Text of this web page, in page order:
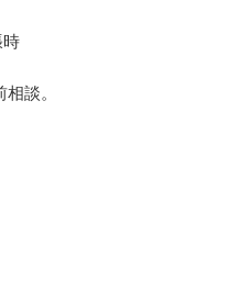
時
談。